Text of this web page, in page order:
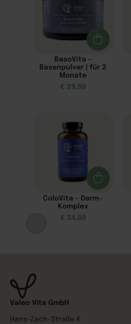
BasoVita –
Basenpulver | für 2
Monate
€ 39,80
ColoVita – Darm-
Komplex
€ 34,80
Valeo Vita GmbH
Hans-Zach-Straße 4